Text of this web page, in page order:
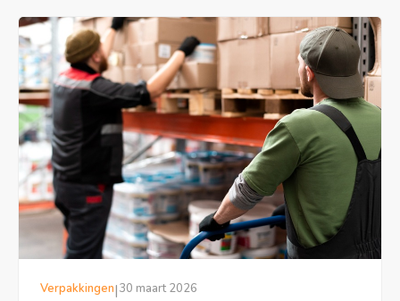
Verpakkingen|30 maart 2026